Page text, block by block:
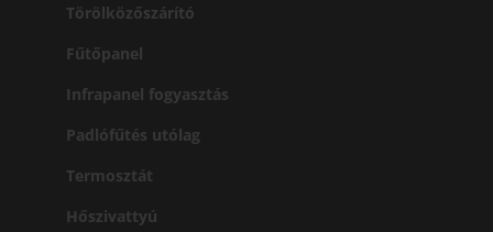
Törölközőszárító
Fűtőpanel
Infrapanel fogyasztás
Padlófűtés utólag
Termosztát
Hőszivattyú